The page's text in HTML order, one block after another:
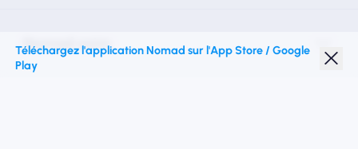
Nomad esim
Téléchargez l'application Nomad sur l'App Store / Google
Play